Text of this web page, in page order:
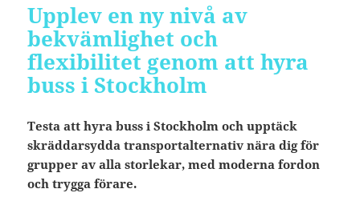
Upplev en ny nivå av
bekvämlighet och
flexibilitet genom att hyra
buss i Stockholm
Testa att hyra buss i Stockholm och upptäck
skräddarsydda transportalternativ nära dig för
grupper av alla storlekar, med moderna fordon
och trygga förare.